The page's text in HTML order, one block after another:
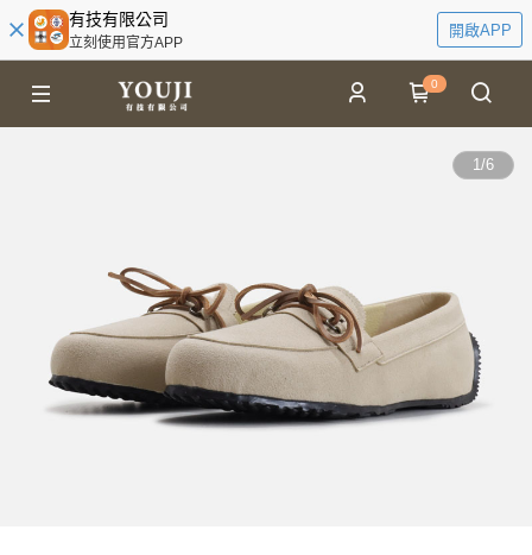
有技有限公司
立刻使用官方APP
開啟APP
0
1/6